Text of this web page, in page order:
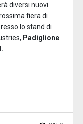
diversi nuovi
fiera di
lo stand di
Padiglione